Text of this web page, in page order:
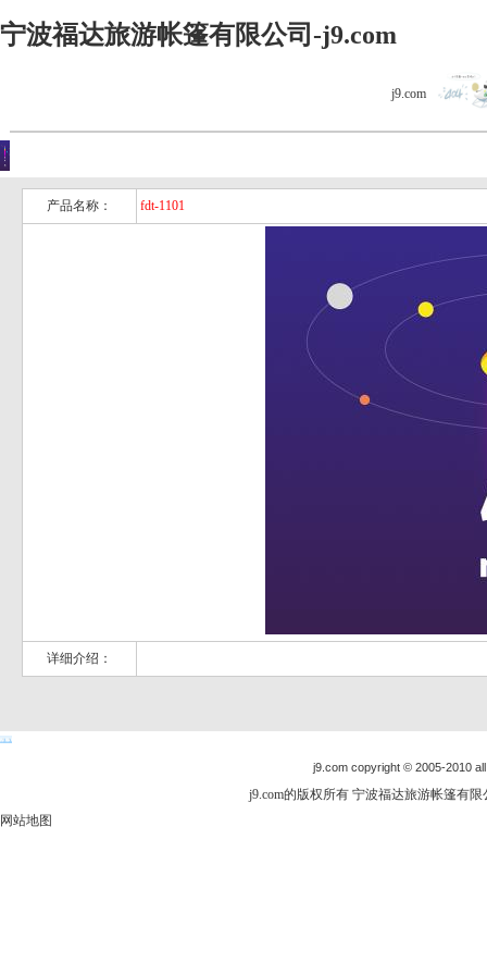
宁波福达旅游帐篷有限公司-j9.com
j9.com
产品名称： fdt-1101
详细介绍：
j9.com copyright © 2005-2010
j9.com的版权所有 宁波福达旅游帐篷有
网站地图